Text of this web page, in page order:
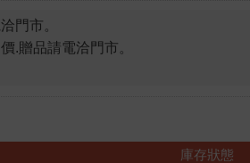
門市。
.贈品請電洽門市。
庫存狀態